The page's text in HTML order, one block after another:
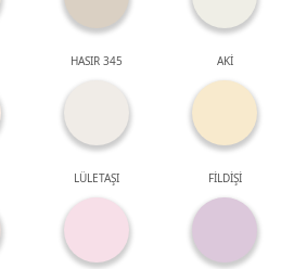
HASIR 345 AKİ
LÜLETAŞI FİLDİŞİ